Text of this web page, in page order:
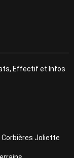
Effectif et Infos
Corbières Joliette